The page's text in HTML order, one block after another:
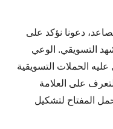
دعونا نؤكد على
التسويقي. الوعي
عليه الحملات التسويقية
على العلامة
المفتاح لتشكيل